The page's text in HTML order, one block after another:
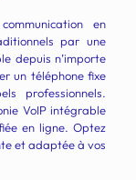
en
par une
depuis n’importe
un téléphone fixe
professionnels.
VoIP intégrable
en ligne. Optez
et adaptée à vos